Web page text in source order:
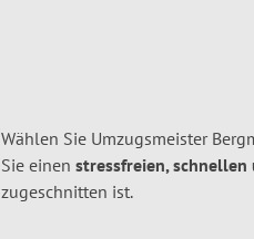
Wählen Sie Umzugsmeister
Sie einen stressfreien,
zugeschnitten ist.